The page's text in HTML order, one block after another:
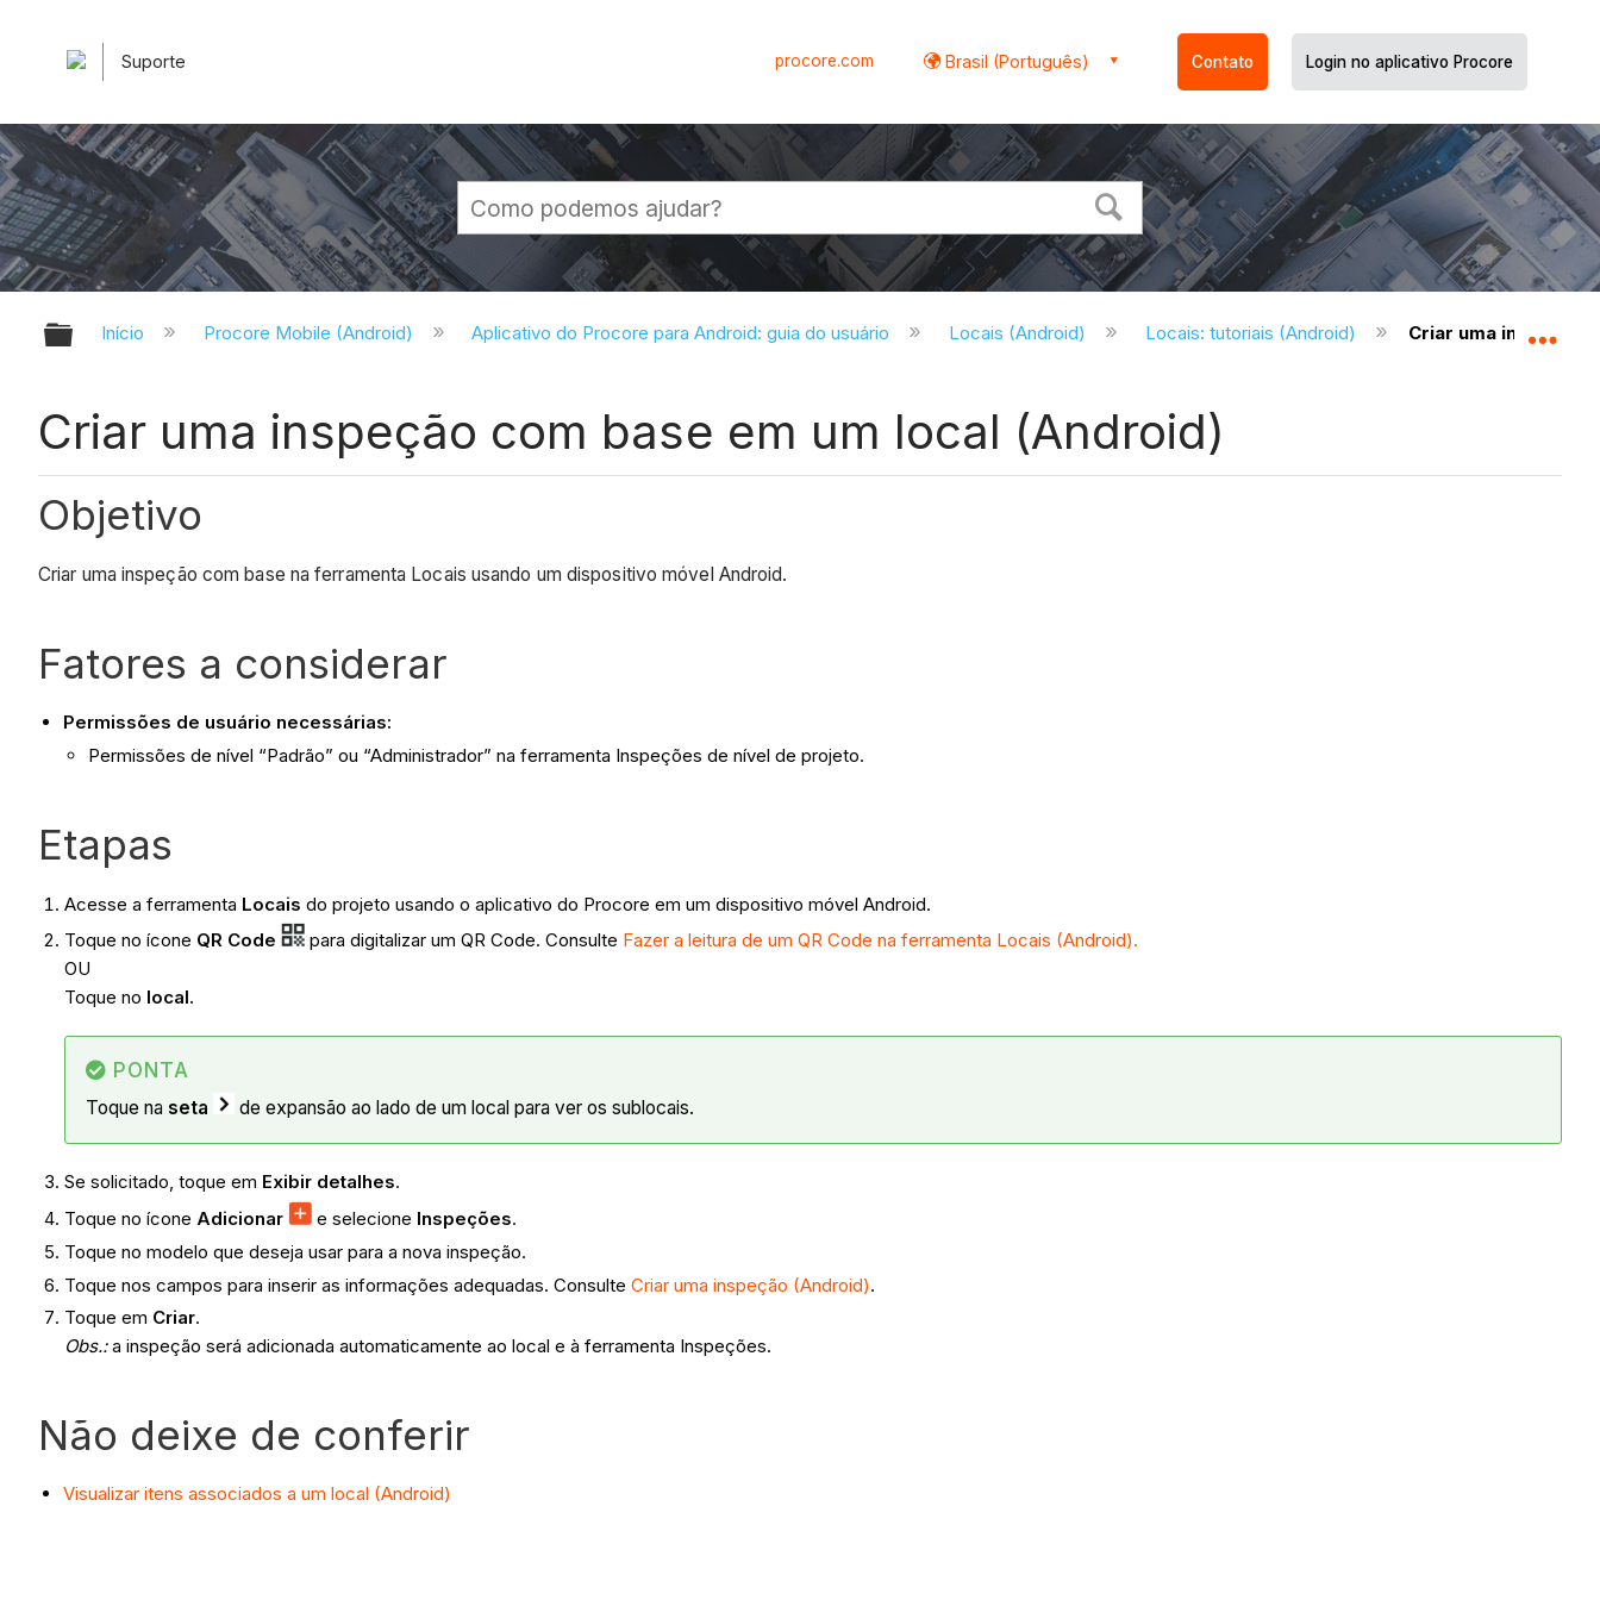
Suporte procore.com Brasil (Português) Contato Login no aplicativo Procore
Expandir/recolher hierarquia global
Início Procore Mobile (Android) Aplicativo do Procore para Android: guia do usuário Locais (Android) Locais: tutoriais (Android) Criar uma inspeção
Criar uma inspeção com base em um local (Android)
Objetivo
Criar uma inspeção com base na ferramenta Locais usando um dispositivo móvel Android.
Fatores a considerar
Permissões de usuário necessárias:
Permissões de nível “Padrão” ou “Administrador” na ferramenta Inspeções de nível de projeto.
Etapas
Acesse a ferramenta Locais do projeto usando o aplicativo do Procore em um dispositivo móvel Android.
Toque no ícone QR Code para digitalizar um QR Code. Consulte Fazer a leitura de um QR Code na ferramenta Locais (Android).
OU
Toque no local.
PONTA
Toque na seta de expansão ao lado de um local para ver os sublocais.
Se solicitado, toque em Exibir detalhes.
Toque no ícone Adicionar e selecione Inspeções.
Toque no modelo que deseja usar para a nova inspeção.
Toque nos campos para inserir as informações adequadas. ConsulteCriar uma inspeção (Android).
Toque em Criar.
Obs.:a inspeção será adicionada automaticamente ao local e à ferramenta Inspeções.
Não deixe de conferir
Visualizar itens associados a um local (Android)